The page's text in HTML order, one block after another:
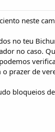
neste
no teu
no caso.
prazer de
bloqueios